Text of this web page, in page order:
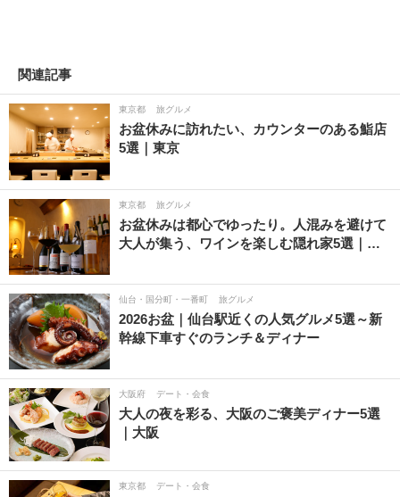
関連記事
東京都 旅グルメ
お盆休みに訪れたい、カウンターのある鮨店
5選｜東京
東京都 旅グルメ
お盆休みは都心でゆったり。人混みを避けて
大人が集う、ワインを楽しむ隠れ家5選｜…
仙台・国分町・一番町 旅グルメ
2026お盆｜仙台駅近くの人気グルメ5選～新
幹線下車すぐのランチ＆ディナー
大阪府 デート・会食
大人の夜を彩る、大阪のご褒美ディナー5選
｜大阪
東京都 デート・会食